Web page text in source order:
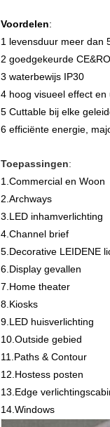
Voordelen:
1 levensduur meer dan
2 goedgekeurde
3 waterbewijs IP30
4 hoog visueel effect
5 Cuttable bij elke
6 efficiënte energie,
Toepassingen:
1.Commercial en Woon
2.Archways
3.LED inhamverlichting
4.Channel brief
5.Decorative LEIDENE
6.Display gevallen
7.Home theater
8.Kiosks
9.LED huisverlichting
10.Outside gebied
11.Paths & Contour
12.Hostess posten
13.Edge
14.Windows